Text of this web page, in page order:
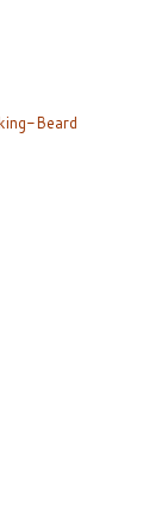
Beard